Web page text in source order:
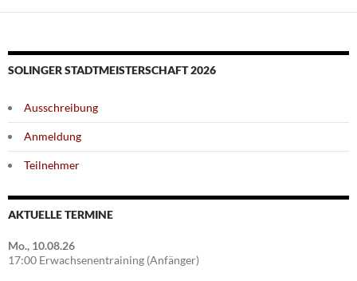
SOLINGER STADTMEISTERSCHAFT 2026
Ausschreibung
Anmeldung
Teilnehmer
AKTUELLE TERMINE
Mo., 10.08.26
17:00 Erwachsenentraining (Anfänger)